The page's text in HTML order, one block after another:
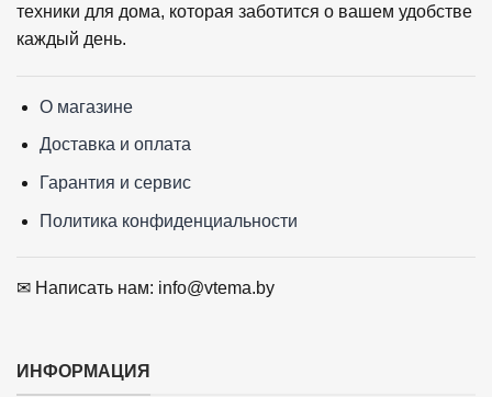
техники для дома, которая заботится о вашем удобстве
каждый день.
О магазине
Доставка и оплата
Гарантия и сервис
Политика конфиденциальности
✉ Написать нам: info@vtema.by
ИНФОРМАЦИЯ